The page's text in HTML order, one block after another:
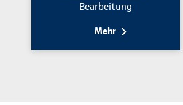
Bearbeitung
Mehr